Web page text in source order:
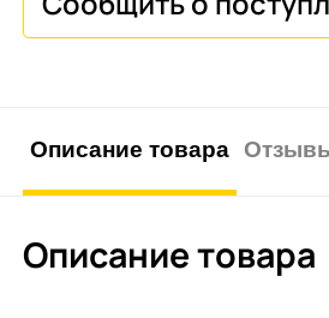
Описание товара
Описание товара